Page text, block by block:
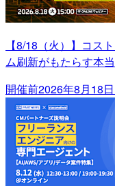
【8/18（火）】コス
ム刷新がもたらす本
開催前2026年8月18